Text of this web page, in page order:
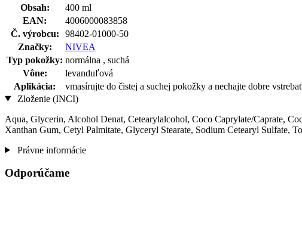
Obsah:
400 ml
EAN:
4006000083858
Č. výrobcu:
98402-01000-50
Značky:
NIVEA
Typ pokožky: normálna , suchá
Vône:
levanduľová
Aplikácia:
vmasírujte do čistej a suchej pokožky a nechajte dobre
Zloženie (INCI)
Aqua, Glycerin, Alcohol Denat, Cetearylalcohol, Coco Caprylate/Caprate,
Xanthan Gum, Cetyl Palmitate, Glyceryl Stearate, Sodium Cetearyl
Právne informácie
Odporúčame